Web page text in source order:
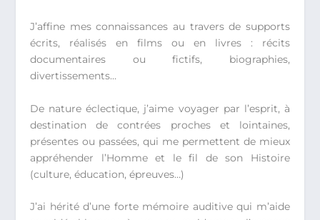
J’affine mes connaissances au travers de supports
écrits, réalisés en films ou en livres : récits
documentaires ou fictifs, biographies,
divertissements…
De nature éclectique, j’aime voyager par l’esprit, à
destination de contrées proches et lointaines,
présentes ou passées, qui me permettent de mieux
appréhender l’Homme et le fil de son Histoire
(culture, éducation, épreuves…)
J’ai hérité d’une forte mémoire auditive qui m’aide